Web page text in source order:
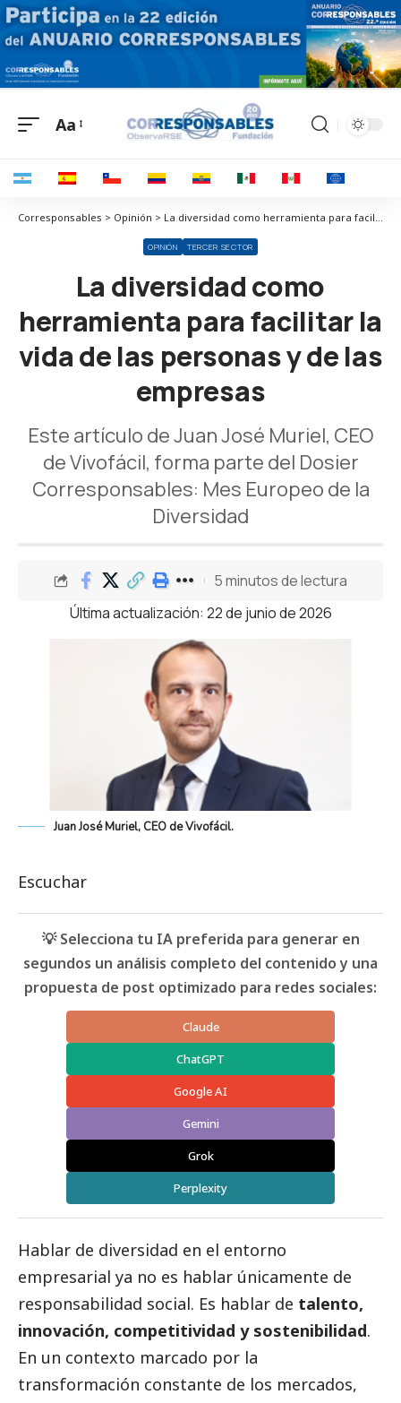
Aa
Corresponsables > Opinión > La diversidad como herramienta para facilitar la vida de las personas y de las empresas
OPINIÓN TERCER SECTOR
La diversidad como
herramienta para facilitar la
vida de las personas y de las
empresas
Este artículo de Juan José Muriel, CEO
de Vivofácil, forma parte del Dosier
Corresponsables: Mes Europeo de la
Diversidad
Última actualización: 22 de junio de 2026
5 minutos de lectura
Juan José Muriel, CEO de Vivofácil.
Escuchar
💡 Selecciona tu IA preferida para generar en
segundos un análisis completo del contenido y una
propuesta de post optimizado para redes sociales:
Claude
ChatGPT
Google AI
Gemini
Grok
Perplexity
Hablar de diversidad en el entorno
empresarial ya no es hablar únicamente de
responsabilidad social. Es hablar de talento,
innovación, competitividad y sostenibilidad.
En un contexto marcado por la
transformación constante de los mercados,